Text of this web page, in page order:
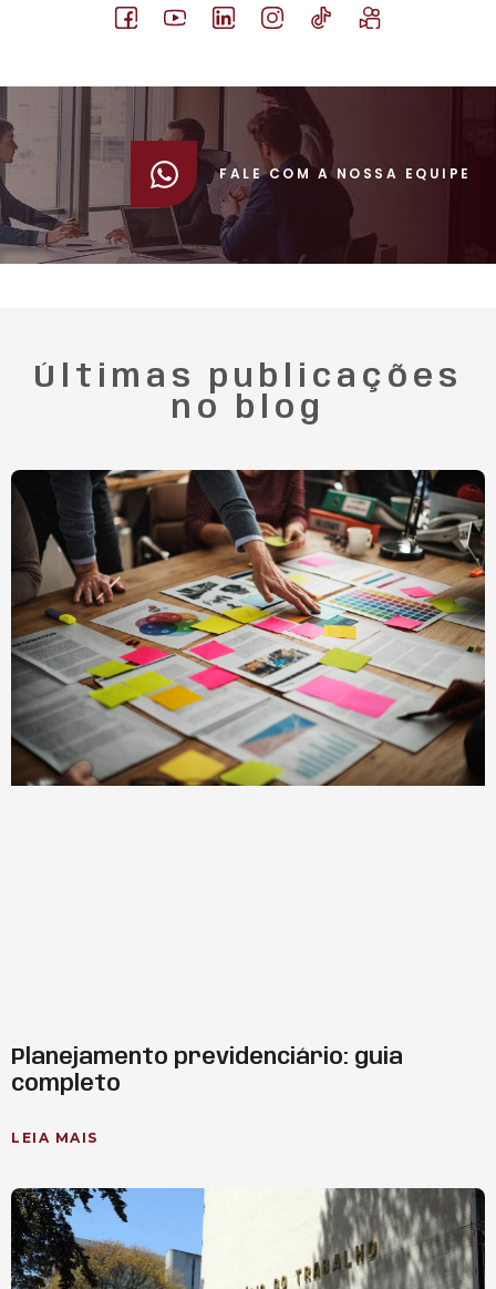
FALE COM A NOSSA EQUIPE
Últimas publicações
no blog
Planejamento previdenciário: guia
completo
LEIA MAIS